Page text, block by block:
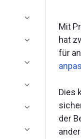
Mit
hat
für
Dies
der